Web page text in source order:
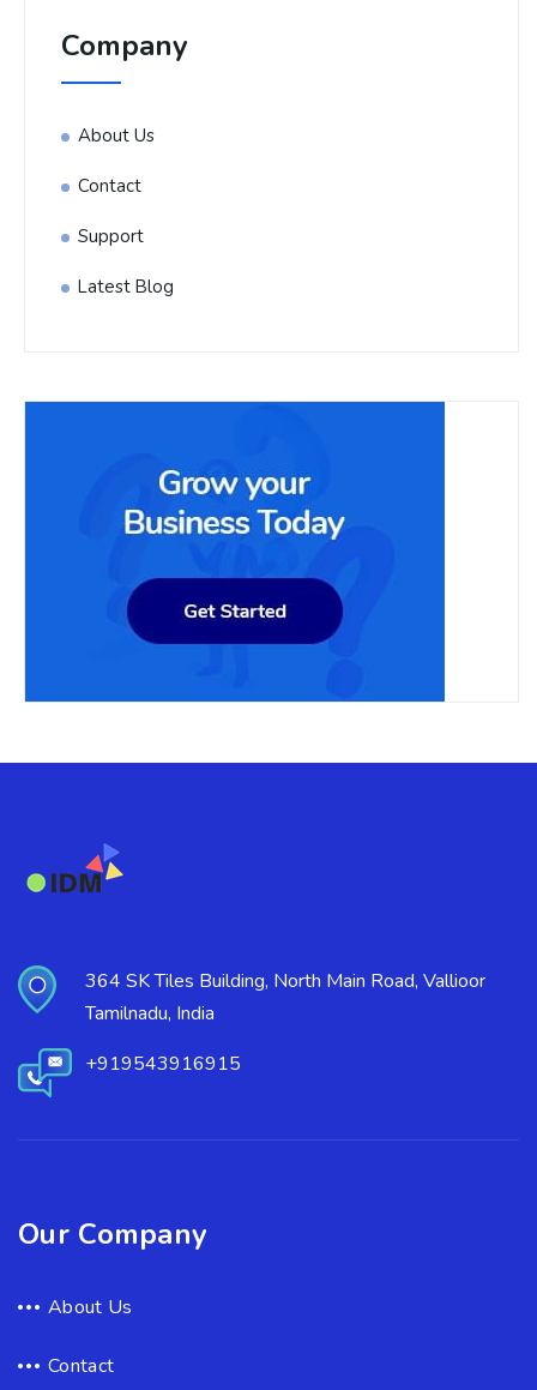
Company
About Us
Contact
Support
Latest Blog
364 SK Tiles Building, North Main Road, Vallioor
Tamilnadu, India
+919543916915
Our Company
About Us
Contact